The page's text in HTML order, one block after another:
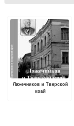
Лажечников и Тверской
край